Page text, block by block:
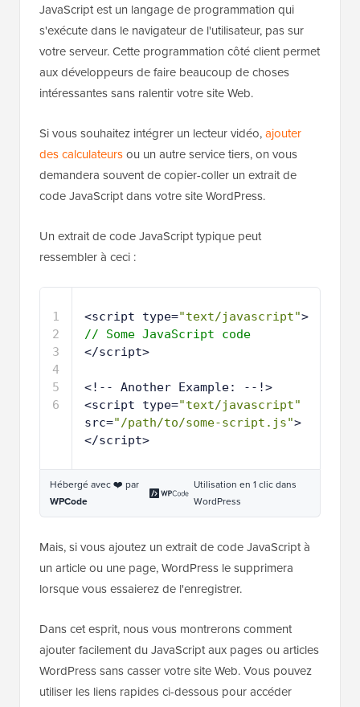
JavaScript est un langage de programmation qui
s'exécute dans le navigateur de l'utilisateur, pas sur
votre serveur. Cette programmation côté client permet
aux développeurs de faire beaucoup de choses
intéressantes sans ralentir votre site Web.
Si vous souhaitez intégrer un lecteur vidéo,ajouter
des calculateursou un autre service tiers, on vous
demandera souvent de copier-coller un extrait de
code JavaScript dans votre site WordPress.
Un extrait de code JavaScript typique peut
ressembler à ceci :
1
2
3
4
5
6
<script type="text/javascript">
// Some JavaScript code
</script>
<!-- Another Example: --!>
<script type="text/javascript"
src="/path/to/some-script.js">
</script>
Hébergé avec ❤️ par
WPCode
Utilisation en 1 clic dans
WordPress
Mais, si vous ajoutez un extrait de code JavaScript à
un article ou une page, WordPress le supprimera
lorsque vous essaierez de l'enregistrer.
Dans cet esprit, nous vous montrerons comment
ajouter facilement du JavaScript aux pages ou articles
WordPress sans casser votre site Web. Vous pouvez
utiliser les liens rapides ci-dessous pour accéder